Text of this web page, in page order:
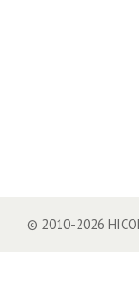
© 2010-2026